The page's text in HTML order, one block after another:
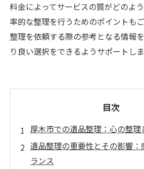
料金によってサービスの質がどのよ
率的な整理を行うためのポイントも
整理を依頼する際の参考となる情報
り良い選択をできるようサポートしま
目次
厚木市での遺品整理：心の整
遺品整理の重要性とその影響：
ランス